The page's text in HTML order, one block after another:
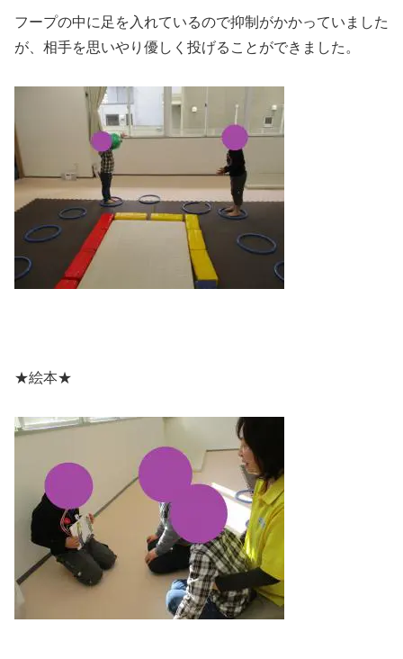
フープの中に足を入れているので抑制がかかっていました
が、相手を思いやり優しく投げることができました。
★絵本★